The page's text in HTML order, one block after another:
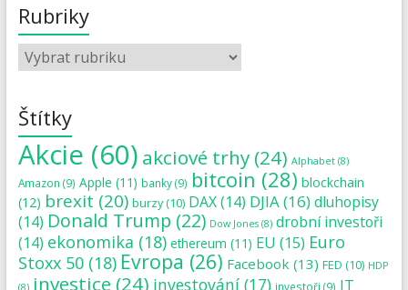
Rubriky
Štítky
Akcie (60) akciové trhy(24) Alphabet(8)
Amazon (9) Apple (11) banky(9) bitcoin (28) blockchain
(12) brexit (20) burzy(10) DAX(14) DJIA(16)dluhopisy
(14) Donald Trump (22) Dow Jones(8) drobní investoři
(14) ekonomika (18) ethereum (11) EU (15) Euro
Stoxx 50(18) Evropa (26) Facebook (13) FED (10) HDP
(8) investice (24) investování(17) investoři (9) IT